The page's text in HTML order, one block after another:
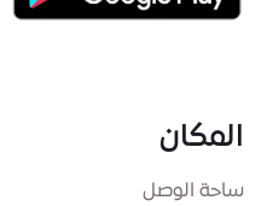
المكان
ساحة الوصل